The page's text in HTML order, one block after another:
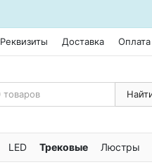
Реквизиты Доставка Оплата
LED Трековые Люстры